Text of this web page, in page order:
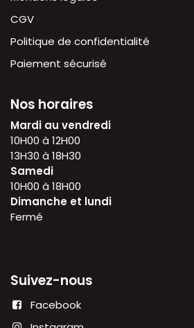
CGV
Politique de confidentialité
Paiement sécurisé
Nos horaires
Mardi au vendredi
10H00 à 12H00
13H30 à 18H30
Samedi
10H00 à 18H00
Dimanche et lundi
Fermé
Suivez-nous
Facebook